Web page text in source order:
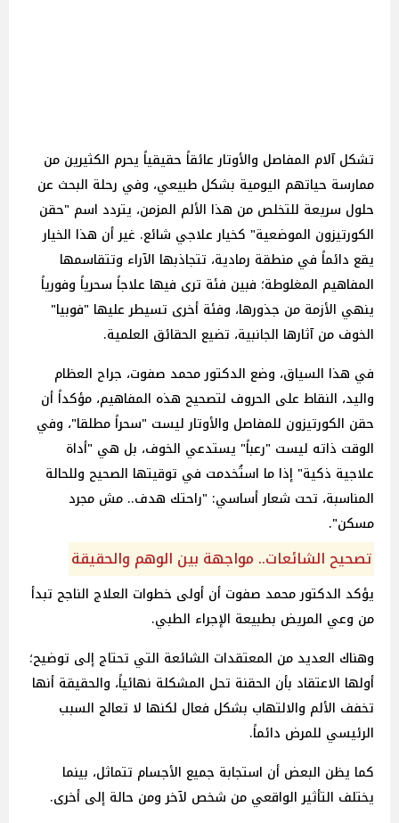
تشكل آلام المفاصل والأوتار عائقاً حقيقياً يحرم الكثيرين من
ممارسة حياتهم اليومية بشكل طبيعي، وفي رحلة البحث عن
حلول سريعة للتخلص من هذا الألم المزمن، يتردد اسم "حقن
الكورتيزون الموضعية" كخيار علاجي شائع. غير أن هذا الخيار
يقع دائماً في منطقة رمادية، تتجاذبها الآراء وتتقاسمها
المفاهيم المغلوطة؛ فبين فئة ترى فيها علاجاً سحرياً وفورياً
ينهي الأزمة من جذورها، وفئة أخرى تسيطر عليها "فوبيا"
الخوف من آثارها الجانبية، تضيع الحقائق العلمية.
في هذا السياق، وضع الدكتور محمد صفوت، جراح العظام
واليد، النقاط على الحروف لتصحيح هذه المفاهيم، مؤكداً أن
حقن الكورتيزون للمفاصل والأوتار ليست "سحراً مطلقا"، وفي
الوقت ذاته ليست "رعباً" يستدعي الخوف، بل هي "أداة
علاجية ذكية" إذا ما استُخدمت في توقيتها الصحيح وللحالة
المناسبة، تحت شعار أساسي: "راحتك هدف.. مش مجرد
مسكن".
تصحيح الشائعات.. مواجهة بين الوهم والحقيقة
يؤكد الدكتور محمد صفوت أن أولى خطوات العلاج الناجح تبدأ
من وعي المريض بطبيعة الإجراء الطبي.
وهناك العديد من المعتقدات الشائعة التي تحتاج إلى توضيح؛
أولها الاعتقاد بأن الحقنة تحل المشكلة نهائياً، والحقيقة أنها
تخفف الألم والالتهاب بشكل فعال لكنها لا تعالج السبب
الرئيسي للمرض دائماً.
كما يظن البعض أن استجابة جميع الأجسام تتماثل، بينما
يختلف التأثير الواقعي من شخص لآخر ومن حالة إلى أخرى.